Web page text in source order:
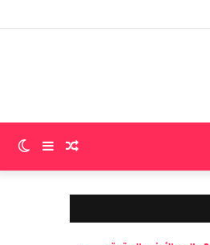
إضافة مقال